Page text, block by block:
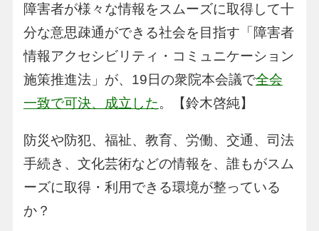
障害者が様々な情報をスムーズに取得して十
分な意思疎通ができる社会を目指す「障害者
情報アクセシビリティ・コミュニケーション
施策推進法」が、19日の衆院本会議で全会
一致で可決、成立した。 【鈴木啓純】
防災や防犯、福祉、教育、労働、交通、司法
手続き、文化芸術などの情報を、誰もがスム
ーズに取得・利用できる環境が整っている
か？